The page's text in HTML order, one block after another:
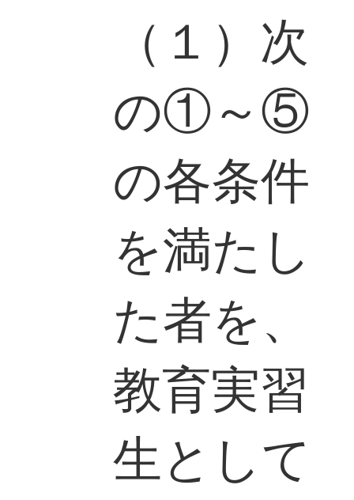
（１）次
の①～⑤
の各条件
を満たし
た者を、
教育実習
生として